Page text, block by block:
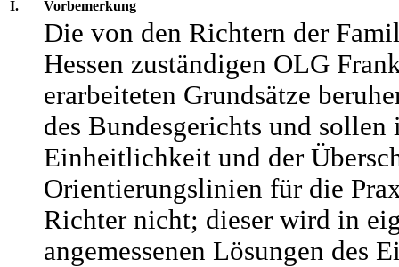
I. Vorbemerkung
Die von den Richtern der
Hessen zuständigen OLG
erarbeiteten Grundsätze
des Bundesgerichts und sollen
Einheitlichkeit und der
Orientierungslinien für die
Richter nicht; dieser wird in
angemessenen Lösungen des